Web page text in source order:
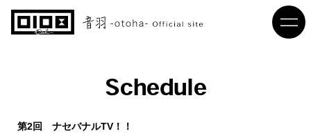
Schedule
第2回 ナセバナルTV！！